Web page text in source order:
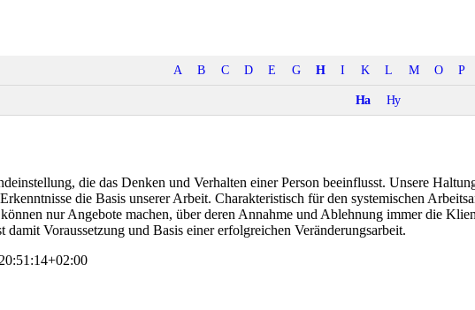
A B C D E G H I K L M O P
Ha Hy
die das Denken und Verhalten einer Person beeinflusst. Unsere
die Basis unserer Arbeit. Charakteristisch für den systemischen
nur Angebote machen, über deren Annahme und Ablehnung immer die
damit Voraussetzung und Basis einer erfolgreichen Veränderungsarbeit.